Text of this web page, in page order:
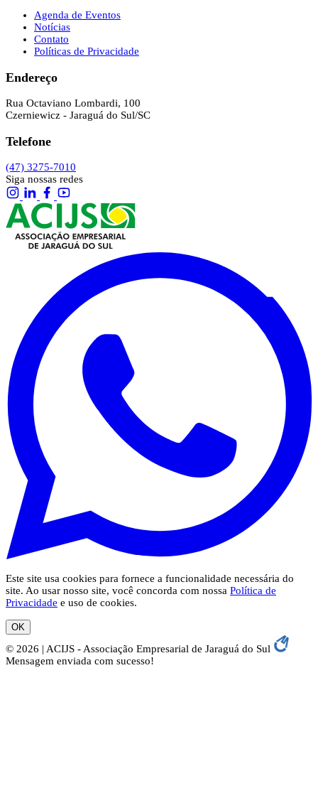
Agenda de Eventos
Notícias
Contato
Políticas de Privacidade
Endereço
Rua Octaviano Lombardi, 100
Czerniewicz - Jaraguá do Sul/SC
Telefone
(47) 3275-7010
Siga nossas redes
Este site usa cookies para fornece a funcionalidade necessária do
site. Ao usar nosso site, você concorda com nossa Política de
Privacidade e uso de cookies.
OK
© 2026 | ACIJS - Associação Empresarial de Jaraguá do Sul
Mensagem enviada com sucesso!